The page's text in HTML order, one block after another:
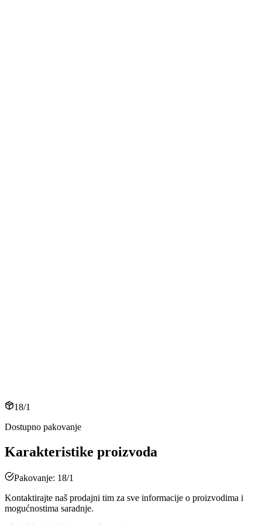
18/1
Dostupno pakovanje
Karakteristike proizvoda
Pakovanje: 18/1
Kontaktirajte naš prodajni tim za sve informacije o proizvodima i
mogućnostima saradnje.